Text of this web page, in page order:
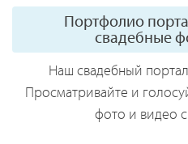
Портфолио
свадебные
Наш свадебный
Просматривайте и
фото и видео